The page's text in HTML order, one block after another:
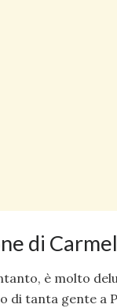
di
è molto
di tanta gente a